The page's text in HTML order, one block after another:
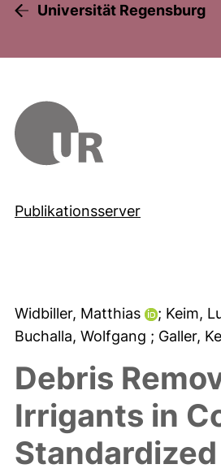
Universität Regensburg
Publikationsserver
Widbiller, Matthias ; Keim,
Buchalla, Wolfgang ; Galler,
Debris
Irrigants in